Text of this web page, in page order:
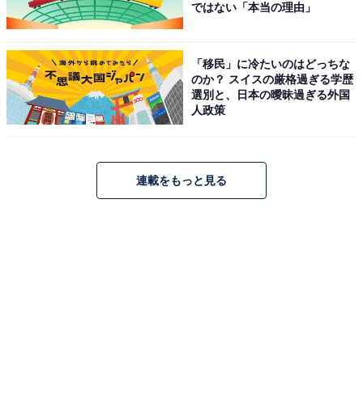
お早めにどうぞ。
「筍煮」がシウマイ弁当の主役となった、夢のようなお
弁当をぜひ楽しんでください。通常のシウマイ弁当（税
込950円）も販売されますので、食べ比べもできます
よ！
この記事の執筆者：田辺 紫 プロフィール
ではない「本当の理由」
「移民」に冷たいのはどっちな
のか？ スイスの厳格過ぎる学歴
選別と、日本の曖昧過ぎる外国
人政策
連載をもっと見る